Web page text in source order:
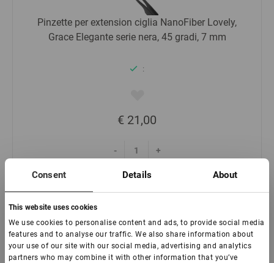
Consent Details About
This website uses cookies
We use cookies to personalise content and ads, to provide social media
features and to analyse our traffic. We also share information about
your use of our site with our social media, advertising and analytics
partners who may combine it with other information that you’ve
Pinzette per extension ciglia NanoFiber Lovely,
Grace Elegante serie nera, 45 gradi, 7 mm
:
€ 21,00
- +